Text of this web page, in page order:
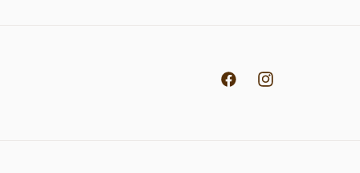
FacebookInstagram